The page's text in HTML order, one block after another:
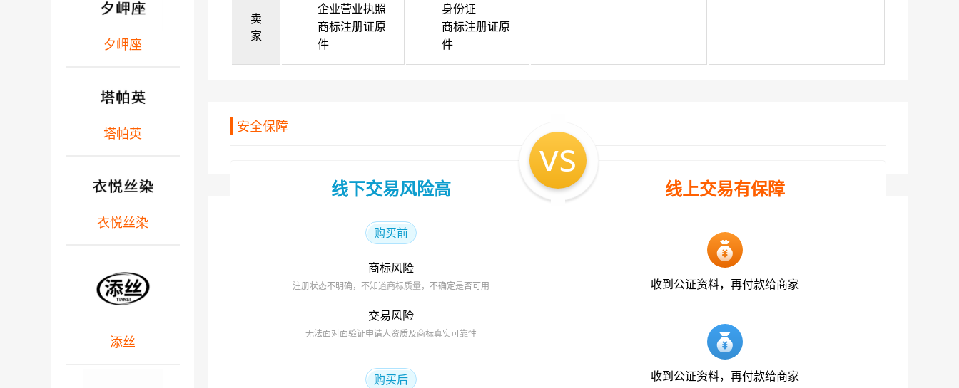
卖
家
企业营业执照
商标注册证原
件
身份证
商标注册证原
件
安全保障
线下交易风险高
购买前
商标风险
注册状态不明确，不知道商标质量，不确定是否可用
交易风险
无法面对面验证申请人资质及商标真实可靠性
购买后
线上交易有保障
收到公证资料，再付款给商家
收到公证资料，再付款给商家
vs
夕岬座
塔帕英
衣悦丝染
添丝